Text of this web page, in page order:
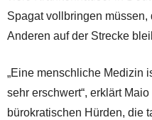
Spagat vollbringen
Anderen auf der Strecke
„Eine menschliche Medizin
sehr erschwert“, erklärt
bürokratischen Hürden, die